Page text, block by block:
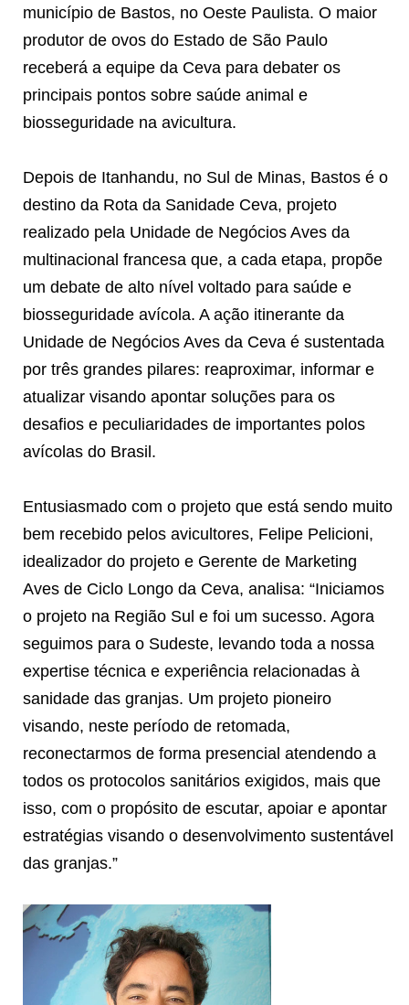
município de Bastos, no Oeste Paulista. O maior
produtor de ovos do Estado de São Paulo
receberá a equipe da Ceva para debater os
principais pontos sobre saúde animal e
biosseguridade na avicultura.
Depois de Itanhandu, no Sul de Minas, Bastos é o
destino da Rota da Sanidade Ceva, projeto
realizado pela Unidade de Negócios Aves da
multinacional francesa que, a cada etapa, propõe
um debate de alto nível voltado para saúde e
biosseguridade avícola. A ação itinerante da
Unidade de Negócios Aves da Ceva é sustentada
por três grandes pilares: reaproximar, informar e
atualizar visando apontar soluções para os
desafios e peculiaridades de importantes polos
avícolas do Brasil.
Entusiasmado com o projeto que está sendo muito
bem recebido pelos avicultores, Felipe Pelicioni,
idealizador do projeto e Gerente de Marketing
Aves de Ciclo Longo da Ceva, analisa: “Iniciamos
o projeto na Região Sul e foi um sucesso. Agora
seguimos para o Sudeste, levando toda a nossa
expertise técnica e experiência relacionadas à
sanidade das granjas. Um projeto pioneiro
visando, neste período de retomada,
reconectarmos de forma presencial atendendo a
todos os protocolos sanitários exigidos, mais que
isso, com o propósito de escutar, apoiar e apontar
estratégias visando o desenvolvimento sustentável
das granjas.”